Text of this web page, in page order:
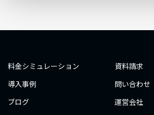
料金シミュレーション
導入事例
ブログ
資料請求
問い合わせ
運営会社